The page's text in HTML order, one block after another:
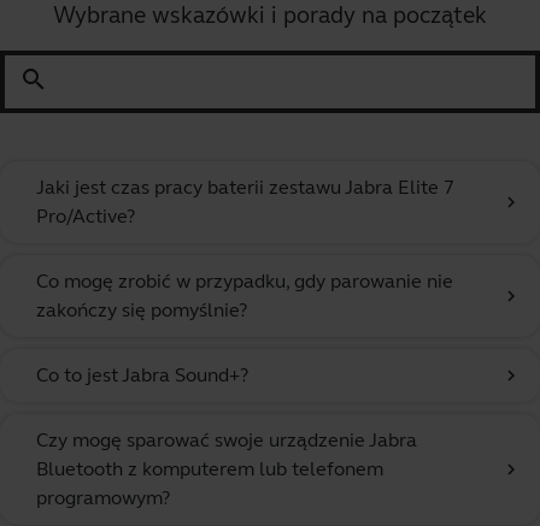
Wybrane wskazówki i porady na początek
search
Jaki jest czas pracy baterii zestawu Jabra Elite 7
Pro/Active?
chevron_right
Co mogę zrobić w przypadku, gdy parowanie nie
zakończy się pomyślnie?
chevron_right
Co to jest Jabra Sound+? chevron_right
Czy mogę sparować swoje urządzenie Jabra
Bluetooth z komputerem lub telefonem
programowym?
chevron_right